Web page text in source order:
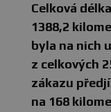
Celková
1388,2
byla na nich
z celkových
zákazu
na 168